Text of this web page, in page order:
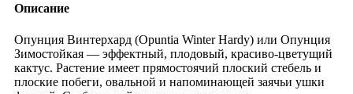
Описание
Опунция Винтерхард (Opuntia Winter Hardy) или Опунция
Зимостойкая — эффектный, плодовый, красиво-цветущий
кактус. Растение имеет прямостоячий плоский стебель и
плоские побеги, овальной и напоминающей заячьи ушки